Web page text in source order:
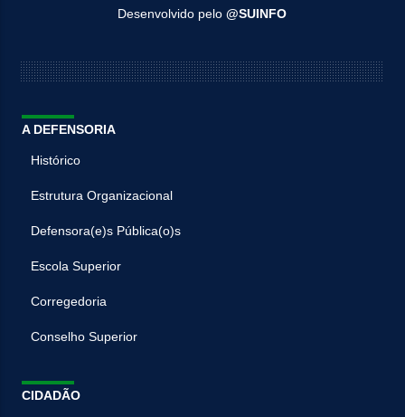
Desenvolvido pelo@SUINFO
A DEFENSORIA
Histórico
Estrutura Organizacional
Defensora(e)s Pública(o)s
Escola Superior
Corregedoria
Conselho Superior
CIDADÃO